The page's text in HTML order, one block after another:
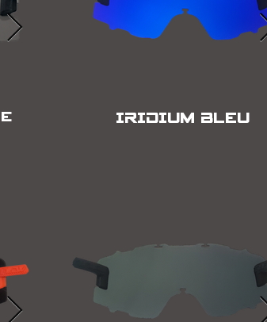
IRIDIUM BLEU